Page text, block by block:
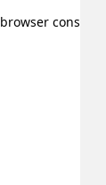
browser console